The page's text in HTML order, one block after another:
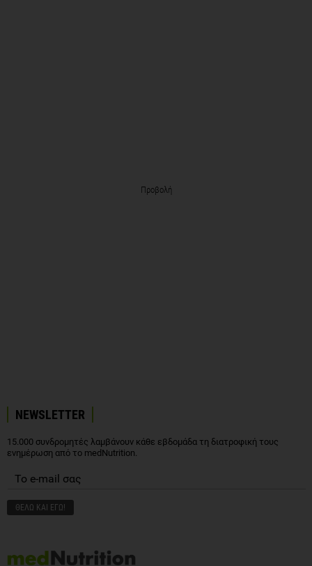
Προβολή
NEWSLETTER
15.000 συνδρομητές λαμβάνουν κάθε εβδομάδα τη διατροφική τους
ενημέρωση από το medNutrition.